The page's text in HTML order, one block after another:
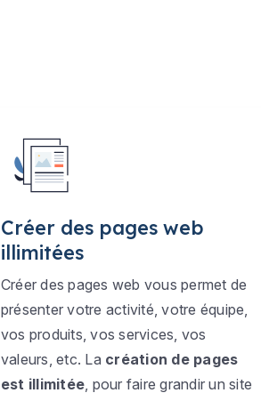
Créer des pages web
illimitées
Créer des pages web vous permet de
présenter votre activité, votre équipe,
vos produits, vos services, vos
valeurs, etc. La création de pages
est illimitée , pour faire grandir un site